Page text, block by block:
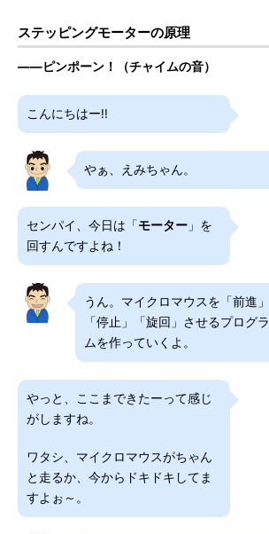
ステッピングモーターの原理
――ピンポーン！（チャイムの音）
こんにちはー!!
やぁ、えみちゃん。
センパイ、今日は「モーター 」を
回すんですよね！
うん。マイクロマウスを「前進」
「停止」「旋回」させるプログラ
ムを作っていくよ。
やっと、ここまできたーって感じ
がしますね。
ワタシ、マイクロマウスがちゃん
と走るか、今からドキドキしてま
すよぉ～。